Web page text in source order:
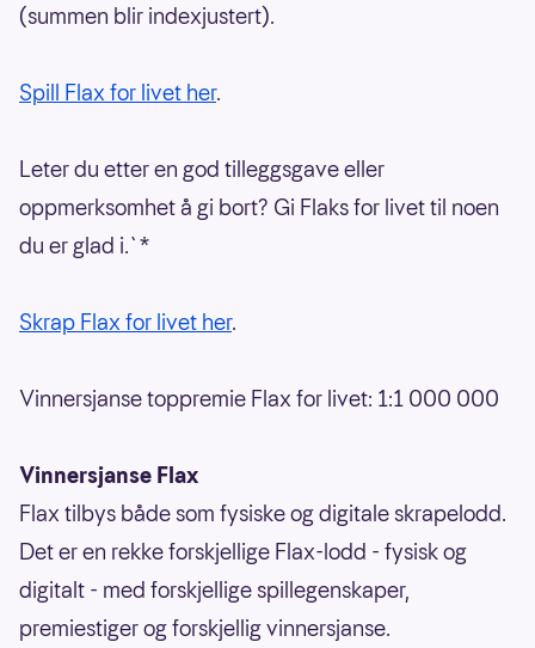
(summen blir indexjustert).
Spill Flax for livet her.
Leter du etter en god tilleggsgave eller
oppmerksomhet å gi bort? Gi Flaks for livet til noen
du er glad i.`*
Skrap Flax for livet her.
Vinnersjanse toppremie Flax for livet: 1:1 000 000
Vinnersjanse Flax
Flax tilbys både som fysiske og digitale skrapelodd.
Det er en rekke forskjellige Flax-lodd - fysisk og
digitalt - med forskjellige spillegenskaper,
premiestiger og forskjellig vinnersjanse.